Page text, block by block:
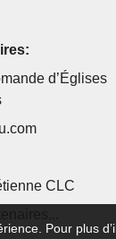
d’Églises
CLC
Pour plus